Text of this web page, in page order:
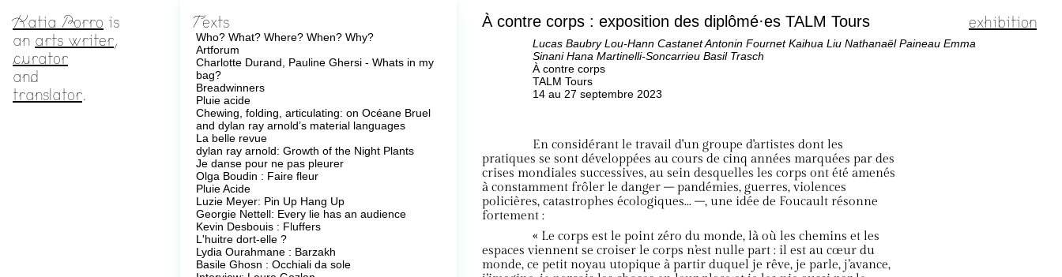
Katia Porro is
an arts writer,
curator
and
translator.
Texts
Who? What? Where? When? Why?
Artforum
Charlotte Durand, Pauline Ghersi - Whats in my
bag?
Breadwinners
Pluie acide
Chewing, folding, articulating: on Océane Bruel
and dylan ray arnold’s material languages
La belle revue
dylan ray arnold: Growth of the Night Plants
Je danse pour ne pas pleurer
Olga Boudin : Faire fleur
Pluie Acide
Luzie Meyer: Pin Up Hang Up
Georgie Nettell: Every lie has an audience
Kevin Desbouis : Fluffers
L'huitre dort-elle ?
Lydia Ourahmane : Barzakh
Basile Ghosn : Occhiali da sole
À contre corps : exposition des diplômé·es TALM Tours exhibition
Lucas Baubry Lou-Hann Castanet Antonin Fournet Kaihua Liu Nathanaël Paineau Emma
Sinani Hana Martinelli-Soncarrieu Basil Trasch
À contre corps
TALM Tours
14 au 27 septembre 2023
En considérant le travail d'un groupe d'artistes dont les
pratiques se sont développées au cours de cinq années marquées par des
crises mondiales successives, au sein desquelles les corps ont été amenés
à constamment frôler le danger – pandémies, guerres, violences
policières, catastrophes écologiques... –, une idée de Foucault résonne
fortement :
« Le corps est le point zéro du monde, là où les chemins et les
espaces viennent se croiser le corps n’est nulle part : il est au cœur du
monde, ce petit noyau utopique à partir duquel je rêve, je parle, j’avance,